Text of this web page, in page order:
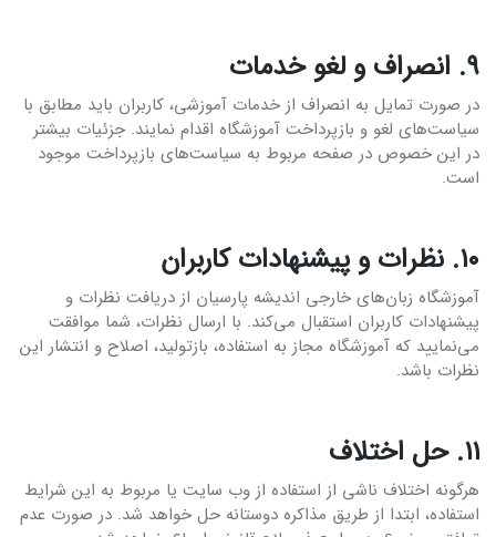
۹. انصراف و لغو خدمات
در صورت تمایل به انصراف از خدمات آموزشی، کاربران باید مطابق با
سیاست‌های لغو و بازپرداخت آموزشگاه اقدام نمایند. جزئیات بیشتر
در این خصوص در صفحه مربوط به سیاست‌های بازپرداخت موجود
است.
۱۰. نظرات و پیشنهادات کاربران
آموزشگاه زبان‌های خارجی اندیشه پارسیان از دریافت نظرات و
پیشنهادات کاربران استقبال می‌کند. با ارسال نظرات، شما موافقت
می‌نمایید که آموزشگاه مجاز به استفاده، بازتولید، اصلاح و انتشار این
نظرات باشد.
۱۱. حل اختلاف
هرگونه اختلاف ناشی از استفاده از وب سایت یا مربوط به این شرایط
استفاده، ابتدا از طریق مذاکره دوستانه حل خواهد شد. در صورت عدم